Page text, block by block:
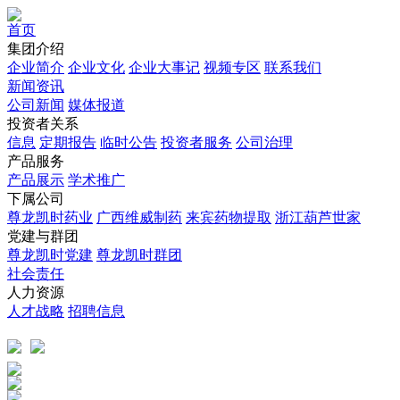
首页
集团介绍
企业简介 企业文化 企业⼤事记 视频专区 联系我们
新闻资讯
公司新闻 媒体报道
投资者关系
信息 定期报告 临时公告 投资者服务 公司治理
产品服务
产品展示 学术推广
下属公司
尊龙凯时药业 广西维威制药 来宾药物提取 浙江葫芦世家
党建与群团
尊龙凯时党建 尊龙凯时群团
社会责任
人力资源
人才战略 招聘信息